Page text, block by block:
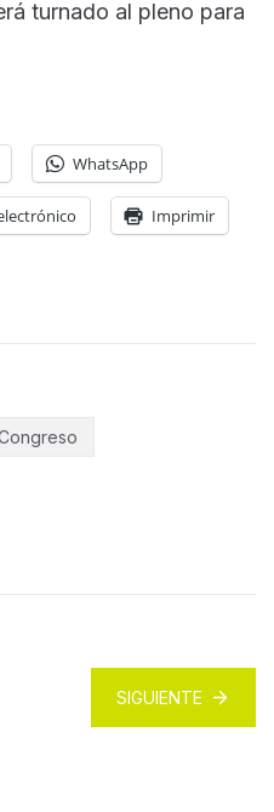
turnado al pleno para
WhatsApp
Imprimir
SIGUIENTE